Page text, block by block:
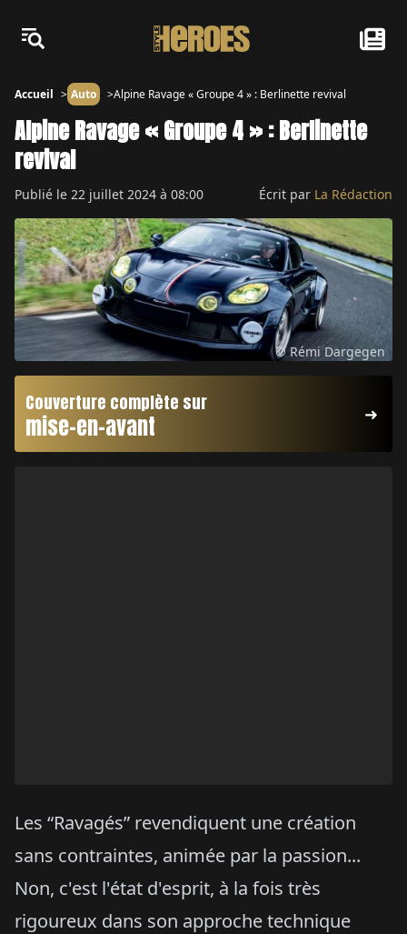
Accueil Auto Alpine Ravage « Groupe 4 » : Berlinette revival
Alpine Ravage « Groupe 4 » : Berlinette
revival
Publié le 22 juillet 2024 à 08:00 Écrit par La Rédaction
© Rémi Dargegen
Couverture complète sur
mise-en-avant
Les “Ravagés” revendiquent une création
sans contraintes, animée par la passion...
Non, c'est l'état d'esprit, à la fois très
rigoureux dans son approche technique